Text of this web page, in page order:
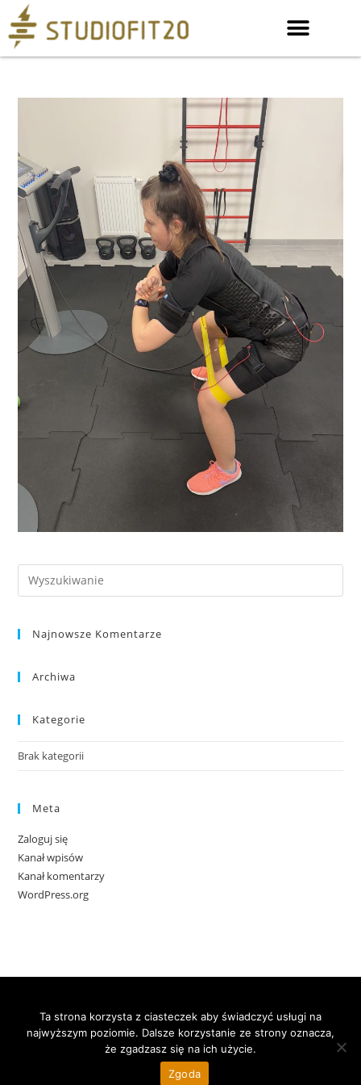
Najnowsze Komentarze
Archiwa
Kategorie
Brak kategorii
Meta
Zaloguj się
Kanał wpisów
Kanał komentarzy
WordPress.org
Copyright 2020 © All rights reserved |Polityka
Prywatności
Realizacja:OSV.PL
Ta strona korzysta z ciasteczek aby świadczyć usługi na
najwyższym poziomie. Dalsze korzystanie ze strony oznacza,
że zgadzasz się na ich użycie.
Zgoda